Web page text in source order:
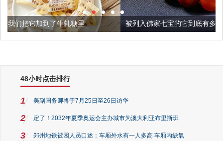
里 被列入佛家七宝的它到底有多美？
48小时点击排行
1 美副国务卿将于7月25日至26日访华
2 定了！2032年夏季奥运会主办城市为澳大利亚布里斯班
3 郑州地铁被困人员口述：车厢外水有一人多高 车厢内缺氧